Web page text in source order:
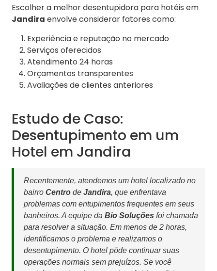
Escolher a melhor desentupidora para hotéis em
Jandira envolve considerar fatores como:
Experiência e reputação no mercado
Serviços oferecidos
Atendimento 24 horas
Orçamentos transparentes
Avaliações de clientes anteriores
Estudo de Caso:
Desentupimento em um
Hotel em Jandira
Recentemente, atendemos um hotel localizado no
bairro Centro de Jandira, que enfrentava
problemas com entupimentos frequentes em seus
banheiros. A equipe da Bio Soluções foi chamada
para resolver a situação. Em menos de 2 horas,
identificamos o problema e realizamos o
desentupimento. O hotel pôde continuar suas
operações normais sem prejuízos. Se você